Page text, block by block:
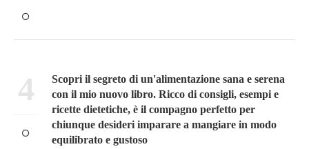
4
Scopri il segreto di un'alimentazione sana e serena
con il mio nuovo libro. Ricco di consigli, esempi e
ricette dietetiche, è il compagno perfetto per
chiunque desideri imparare a mangiare in modo
equilibrato e gustoso